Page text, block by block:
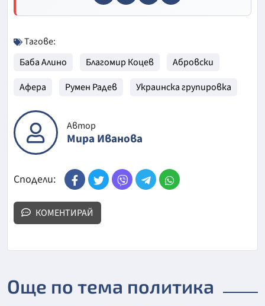
Тагове:
Баба Алино
Благомир Коцев
Абровски
Афера
Румен Радев Украинска групировка
Автор
Мира Иванова
Сподели:
КОМЕНТИРАЙ
Още по тема политика